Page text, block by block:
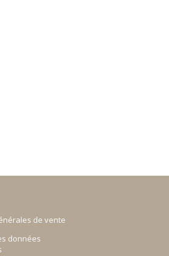
de vente
données